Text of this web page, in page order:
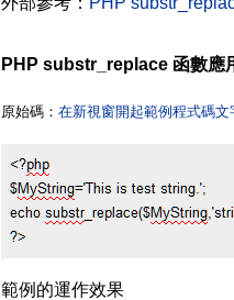
PHP substr_replace 函數應
原始碼： 在新視窗開起範例程式碼文
範例的運作效果